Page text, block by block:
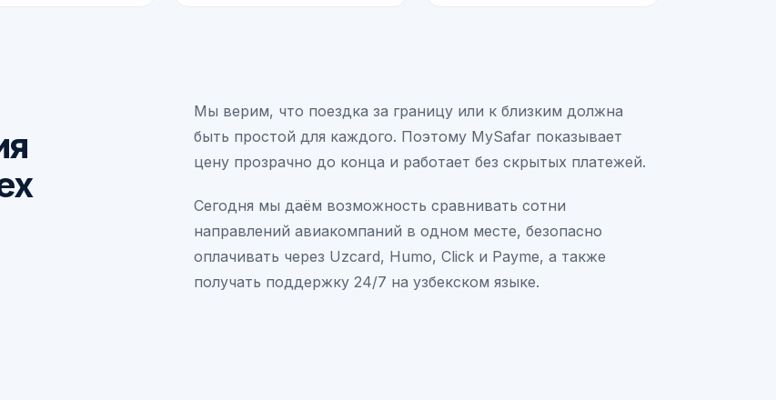
Мы верим, что поездка за границу или к близким должна
быть простой для каждого. Поэтому MySafar показывает
цену прозрачно до конца и работает без скрытых платежей.
Сегодня мы даём возможность сравнивать сотни
направлений авиакомпаний в одном месте, безопасно
оплачивать через Uzcard, Humo, Click и Payme, а также
получать поддержку 24/7 на узбекском языке.